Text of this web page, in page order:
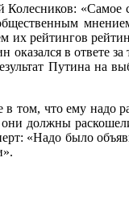
рейтингов
в ответе за
Путина на
что ему надо
должны
«Надо было